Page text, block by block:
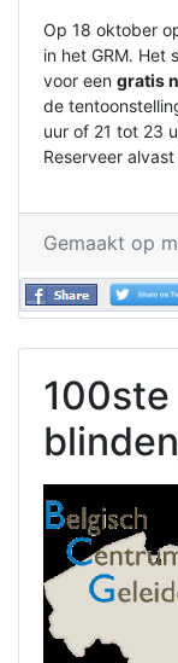
Op 18 oktober
in het GRM. Het
voor een gratis
de
uur of 21 tot 23
Reserveer
Gemaakt op
100ste